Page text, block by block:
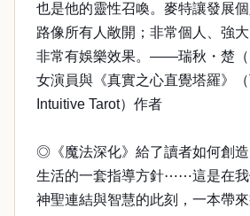
也是他的靈性召喚。麥特讓發展
路像所有人敞開；非常個人、強大
非常有娛樂效果。——瑞秋・楚（
女演員與《真實之心直覺塔羅》
Intuitive Tarot）作者
◎《魔法深化》給了讀者如何創
生活的一套指導方針⋯⋯這是在我
神聖連結與智慧的此刻，一本帶